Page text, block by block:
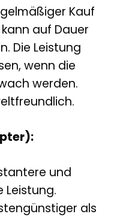
Kauf
auf Dauer
Die Leistung
wenn die
werden.
und
Leistung.
als